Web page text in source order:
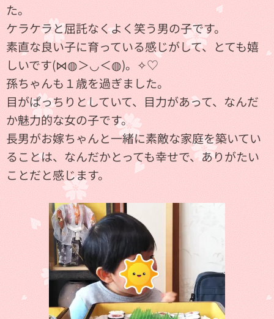
た。
ケラケラと屈託なくよく笑う男の子です。
素直な良い子に育っている感じがして、とても嬉
しいです(⋈◍＞◡＜◍)。✧♡
孫ちゃんも１歳を過ぎました。
目がぱっちりとしていて、目力があって、なんだ
か魅力的な女の子です。
長男がお嫁ちゃんと一緒に素敵な家庭を築いてい
ることは、なんだかとっても幸せで、ありがたい
ことだと感じます。